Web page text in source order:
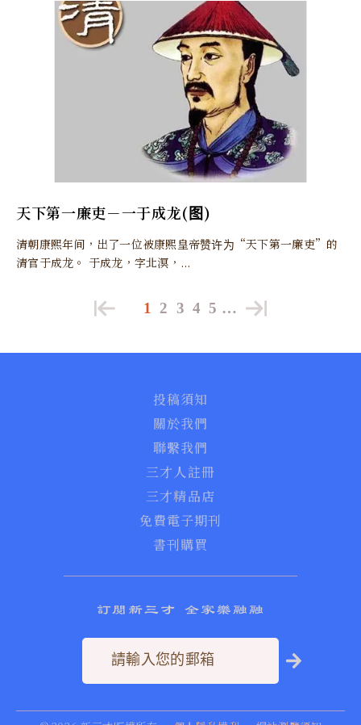
天下第一廉吏－一于成龙(图)
清朝康熙年间，出了一位被康熙皇帝赞许为“天下第一廉吏”的
清官于成龙。 于成龙，字北溟，...
1 2 3 4 5 …
投稿須知
關於我們
聯繫我們
三才人註冊
三才精品店
免費電子期刊
書刊購買
訂閱新三才 全家樂融融